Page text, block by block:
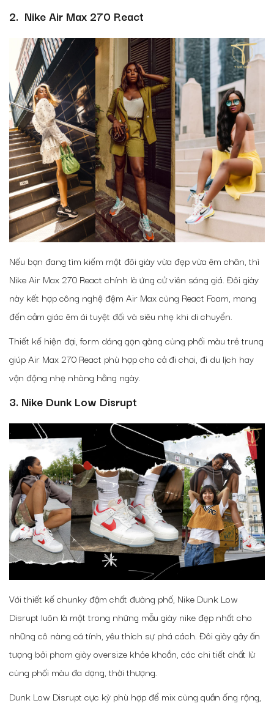
2. Nike Air Max 270 React
Nếu bạn đang tìm kiếm một đôi giày vừa đẹp vừa êm chân, thì
Nike Air Max 270 React chính là ứng cử viên sáng giá. Đôi giày
này kết hợp công nghệ đệm Air Max cùng React Foam, mang
đến cảm giác êm ái tuyệt đối và siêu nhẹ khi di chuyển.
Thiết kế hiện đại, form dáng gọn gàng cùng phối màu trẻ trung
giúp Air Max 270 React phù hợp cho cả đi chơi, đi du lịch hay
vận động nhẹ nhàng hằng ngày.
3. Nike Dunk Low Disrupt
Với thiết kế chunky đậm chất đường phố, Nike Dunk Low
Disrupt luôn là một trong những mẫu giày nike đẹp nhất cho
những cô nàng cá tính, yêu thích sự phá cách. Đôi giày gây ấn
tượng bởi phom giày oversize khỏe khoắn, các chi tiết chất lừ
cùng phối màu đa dạng, thời thượng.
Dunk Low Disrupt cực kỳ phù hợp để mix cùng quần ống rộng,